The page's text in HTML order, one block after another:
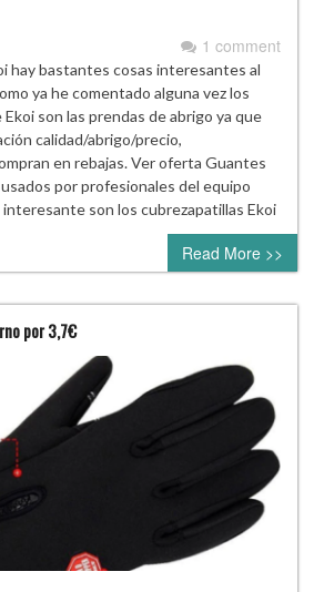
1 comment
hay bastantes cosas interesantes al
ya he comentado alguna vez los
son las prendas de abrigo ya que
calidad/abrigo/precio,
en rebajas. Ver oferta Guantes
por profesionales del equipo
son los cubrezapatillas Ekoi
Read More >>
por 3,7€